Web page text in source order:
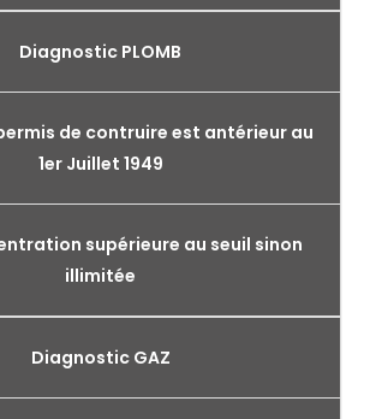
Diagnostic PLOMB
de contruire est antérieur au
1er Juillet 1949
supérieure au seuil sinon
illimitée
Diagnostic GAZ